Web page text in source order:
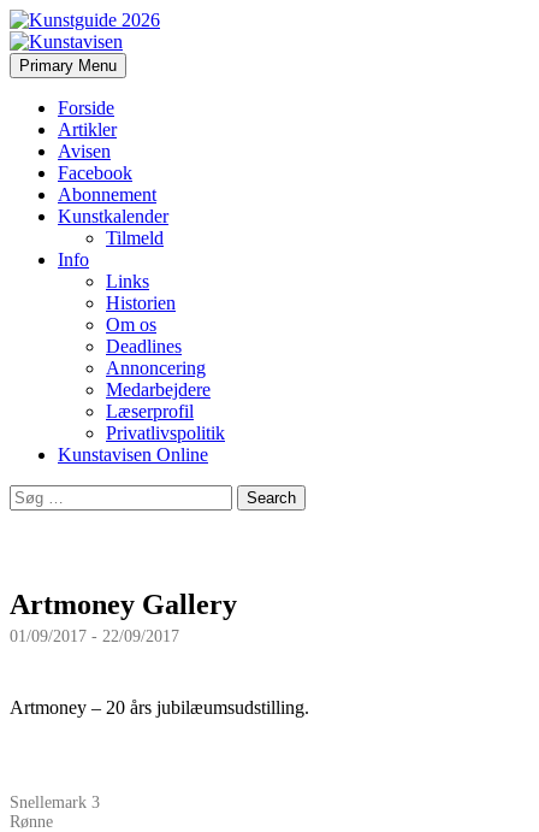
Kunstavisen
Search
Primary Menu Skip
to
Forside
Artikler
Avisen
Facebook
Abonnement
Kunstkalender
Tilmeld
Info
Links
Historien
Om os
Deadlines
Annoncering
Medarbejdere
Læserprofil
Privatlivspolitik
Kunstavisen Online
Search
for:
Artmoney Gallery
01/09/2017 - 22/09/2017
Artmoney – 20 års jubilæumsudstilling.
Snellemark 3
Rønne